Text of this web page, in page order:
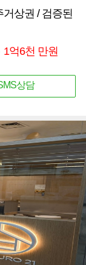
상권 / 검증된
1억6천 만원
상담